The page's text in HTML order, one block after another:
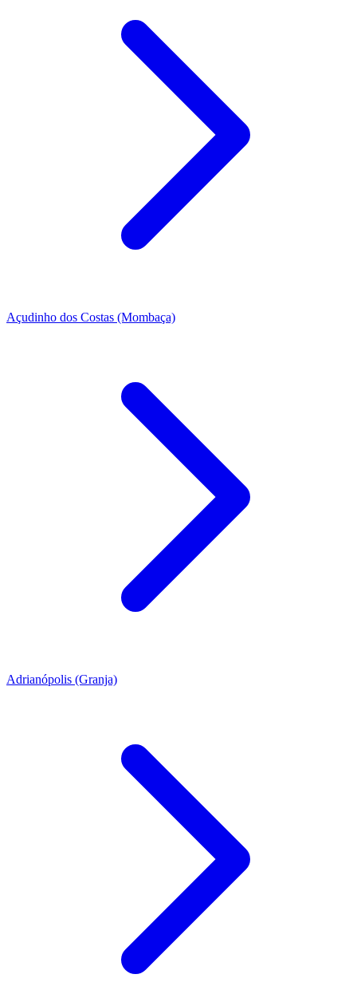
Açudinho dos Costas (Mombaça)
Adrianópolis (Granja)